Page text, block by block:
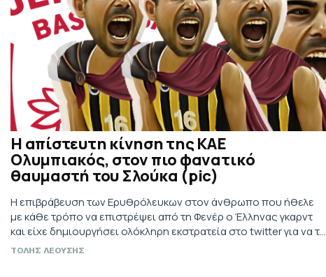
Η απίστευτη κίνηση της ΚΑΕ
Ολυμπιακός, στον πιο φανατικό
θαυμαστή του Σλούκα (pic)
H επιβράβευση των Ερυθρόλευκων στον άνθρωπο που ήθελε
με κάθε τρόπο να επιστρέψει από τη Φενέρ ο Έλληνας γκαρντ
και είχε δημιουργήσει ολόκληρη εκστρατεία στο twitter για να τα
καταφέρει.
ΤΟΛΗΣ ΛΕΟΥΣΗΣ